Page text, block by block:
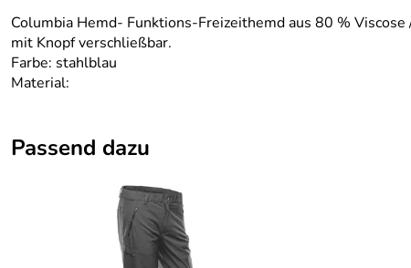
Columbia Hemd- Funktions-Freizeithemd aus 80 %
mit Knopf verschließbar.
Farbe: stahlblau
Material:
Passend dazu